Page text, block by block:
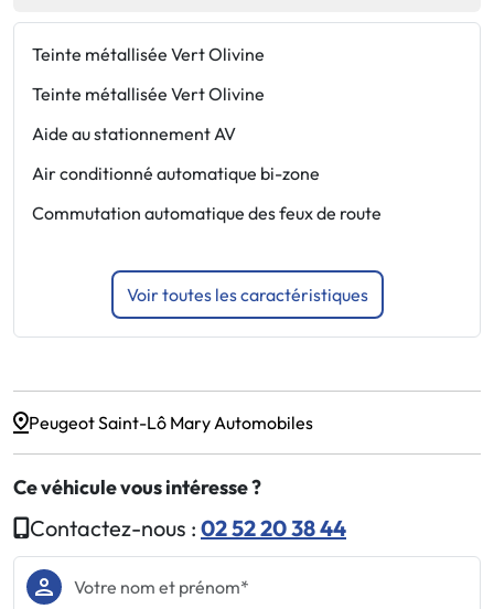
Teinte métallisée Vert Olivine
Teinte métallisée Vert Olivine
Aide au stationnement AV
Air conditionné automatique bi-zone
Commutation automatique des feux de route
Voir toutes les caractéristiques
Peugeot Saint-Lô Mary Automobiles
Ce véhicule vous intéresse ?
Contactez-nous : 02 52 20 38 44